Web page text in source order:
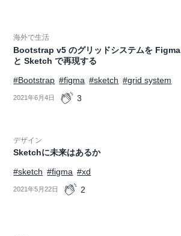
海外で生活
Bootstrap v5 のグリッドシステムを Figma
と Sketch で再現する
#Bootstrap #figma #sketch #grid system
2021年6月4日 3
デザイン
Sketchに未来はあるか
#sketch #figma #xd
2021年5月22日 2